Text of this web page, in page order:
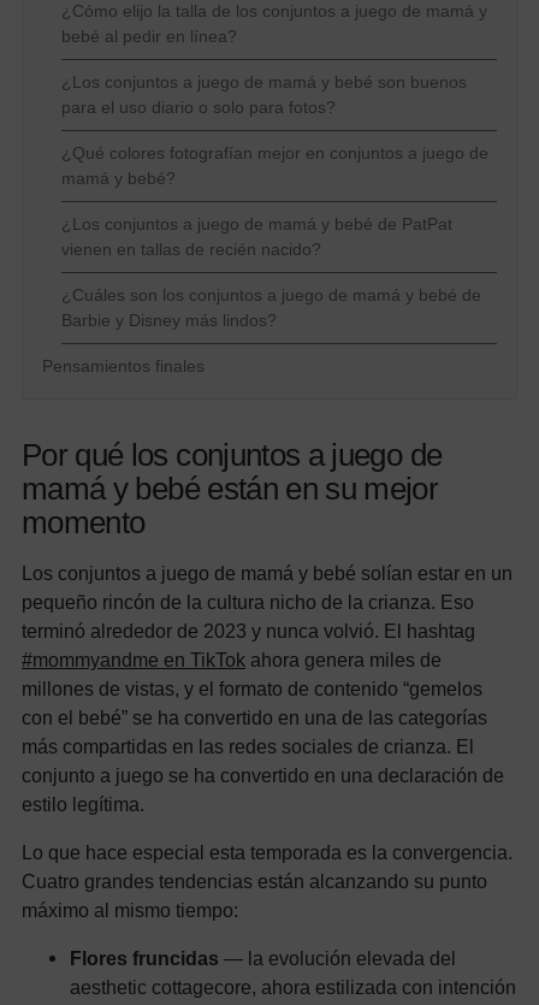
¿Cómo elijo la talla de los conjuntos a juego de mamá y
bebé al pedir en línea?
¿Los conjuntos a juego de mamá y bebé son buenos
para el uso diario o solo para fotos?
¿Qué colores fotografían mejor en conjuntos a juego de
mamá y bebé?
¿Los conjuntos a juego de mamá y bebé de PatPat
vienen en tallas de recién nacido?
¿Cuáles son los conjuntos a juego de mamá y bebé de
Barbie y Disney más lindos?
Pensamientos finales
Por qué los conjuntos a juego de
mamá y bebé están en su mejor
momento
Los conjuntos a juego de mamá y bebé solían estar en un
pequeño rincón de la cultura nicho de la crianza. Eso
terminó alrededor de 2023 y nunca volvió. El hashtag
#mommyandme en TikTok ahora genera miles de
millones de vistas, y el formato de contenido “gemelos
con el bebé” se ha convertido en una de las categorías
más compartidas en las redes sociales de crianza. El
conjunto a juego se ha convertido en una declaración de
estilo legítima.
Lo que hace especial esta temporada es la convergencia.
Cuatro grandes tendencias están alcanzando su punto
máximo al mismo tiempo:
Flores fruncidas — la evolución elevada del
aesthetic cottagecore, ahora estilizada con intención